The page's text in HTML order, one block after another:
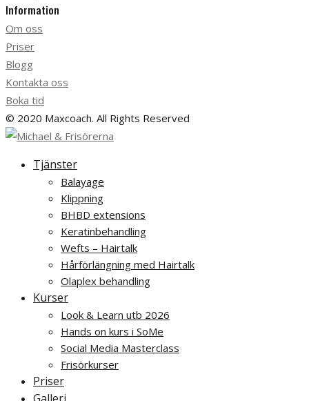
Information
Om oss
Priser
Blogg
Kontakta oss
Boka tid
© 2020 Maxcoach. All Rights Reserved
Tjänster
Balayage
Klippning
BHBD extensions
Keratinbehandling
Wefts – Hairtalk
Hårförlängning med Hairtalk
Olaplex behandling
Kurser
Look & Learn utb 2026
Hands on kurs i SoMe
Social Media Masterclass
Frisörkurser
Priser